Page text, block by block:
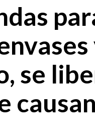
se
causan